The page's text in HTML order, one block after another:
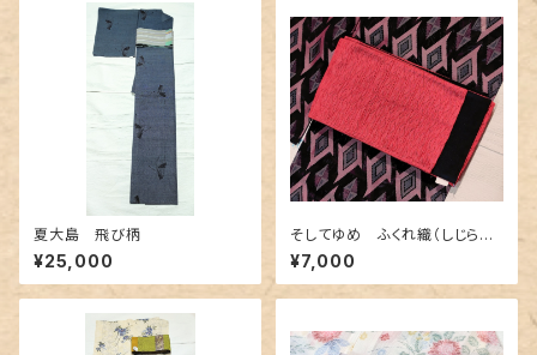
夏大島 飛び柄
¥25,000
そしてゆめ ふくれ織（しじら織）
のリバーシブル半幅帯
¥7,000